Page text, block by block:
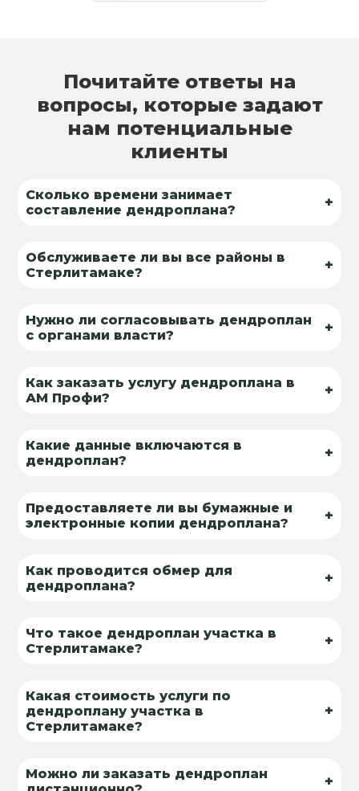
Почитайте ответы на
вопросы, которые задают
нам потенциальные
клиенты
Сколько времени занимает
составление дендроплана?
+
Обслуживаете ли вы все районы в
Стерлитамаке?
+
Нужно ли согласовывать дендроплан
с органами власти?
+
Как заказать услугу дендроплана в
АМ Профи?
+
Какие данные включаются в
дендроплан?
+
Предоставляете ли вы бумажные и
электронные копии дендроплана?
+
Как проводится обмер для
дендроплана?
+
Что такое дендроплан участка в
Стерлитамаке?
+
Какая стоимость услуги по
дендроплану участка в
Стерлитамаке?
+
Можно ли заказать дендроплан
+